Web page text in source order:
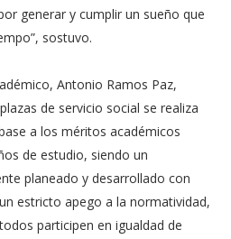
generar y cumplir un sueño que
sostuvo.
Antonio Ramos Paz,
de servicio social se realiza
a los méritos académicos
de estudio, siendo un
planeado y desarrollado con
estricto apego a la normatividad,
participen en igualdad de